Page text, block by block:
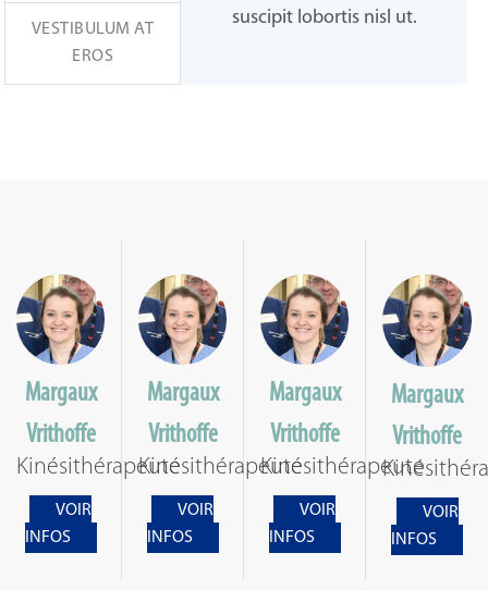
VESTIBULUM AT
EROS
suscipit lobortis nisl ut.
Margaux
Vrithoffe
Kinésithérapeute
VOIR
INFOS
Margaux
Vrithoffe
Kinésithérapeute
VOIR
INFOS
Margaux
Vrithoffe
Kinésithérapeute
VOIR
INFOS
Margaux
Vrithoffe
VOIR
INFOS